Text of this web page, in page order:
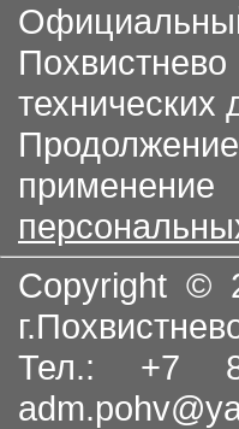
технических
Copyright ©
Тел.: +7